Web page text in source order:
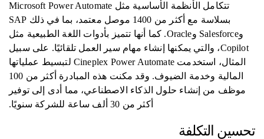
تتكامل الأنظمة الأساسية مثل Microsoft Power Automate
بسلاسة مع أكثر من 1400 موصل معتمد، بما في ذلك SAP
وSalesforce وOracle. كما أنها تتميز بأدوات اللغة الطبيعية مثل
Copilot، والتي يمكنها إنشاء مهام سير العمل تلقائيًا. على سبيل
المثال، استخدمت Cineplex Power Automate لتبسيط عملياتها
المالية وخدمة الضيوف. وقد مكنت هذه المبادرة أكثر من 100
موظف من إنشاء حلول الذكاء الاصطناعي، مما أدى إلى توفير
أكثر من 30 ألف ساعة للشركة سنويًا.
تحسين التكلفة